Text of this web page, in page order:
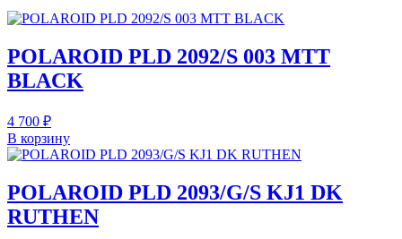
POLAROID PLD 2092/S 003 MTT
BLACK
4 700 ₽
В корзину
POLAROID PLD 2093/G/S KJ1 DK
RUTHEN